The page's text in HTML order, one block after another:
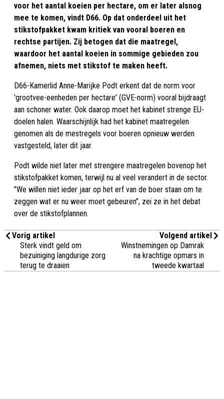
voor het aantal koeien per hectare, om er later alsnog
mee te komen, vindt D66. Op dat onderdeel uit het
stikstofpakket kwam kritiek van vooral boeren en
rechtse partijen. Zij betogen dat die maatregel,
waardoor het aantal koeien in sommige gebieden zou
afnemen, niets met stikstof te maken heeft.
D66-Kamerlid Anne-Marijke Podt erkent dat de norm voor
'grootvee-eenheden per hectare' (GVE-norm) vooral bijdraagt
aan schoner water. Ook daarop moet het kabinet strenge EU-
doelen halen. Waarschijnlijk had het kabinet maatregelen
genomen als de mestregels voor boeren opnieuw werden
vastgesteld, later dit jaar.
Podt wilde niet later met strengere maatregelen bovenop het
stikstofpakket komen, terwijl nu al veel verandert in de sector.
"We willen niet ieder jaar op het erf van de boer staan om te
zeggen wat er nu weer moet gebeuren", zei ze in het debat
over de stikstofplannen.
Vorig artikel
Sterk vindt geld om
bezuiniging langdurige zorg
terug te draaien
Volgend artikel
Winstnemingen op Damrak
na krachtige opmars in
tweede kwartaal